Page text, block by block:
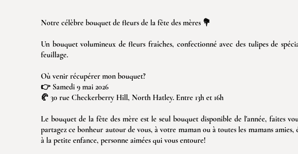
Notre célèbre bouquet de fleurs de la fête des mères 💐
Un bouquet volumineux de fleurs fraîches, confectionné avec des tulipes de
feuillage.
Où venir récupérer mon bouquet?
👉 Samedi 9 mai 2026
🥐 30 rue Checkerberry Hill, North Hatley. Entre 13h et 16h
Le bouquet de la fête des mère est le seul bouquet disponible de l'année, faites
partagez ce bonheur autour de vous, à votre maman ou à toutes les mamans amies,
à la petite enfance, personne aimées qui vous entoure!